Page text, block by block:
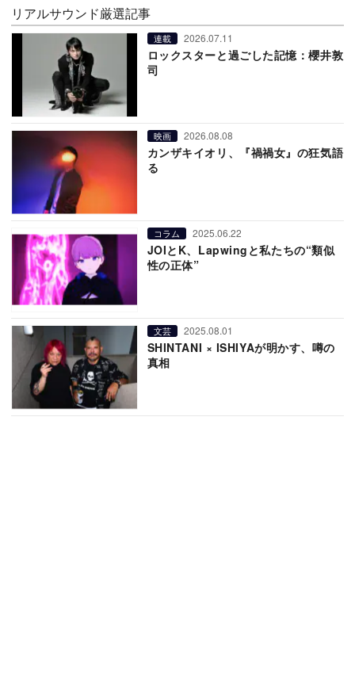
リアルサウンド厳選記事
連載 2026.07.11
ロックスターと過ごした記憶：櫻井敦
司
映画 2026.08.08
カンザキイオリ、『禍禍女』の狂気語
る
コラム 2025.06.22
JOIとK、Lapwingと私たちの“類似
性の正体”
文芸 2025.08.01
SHINTANI × ISHIYAが明かす、噂の
真相